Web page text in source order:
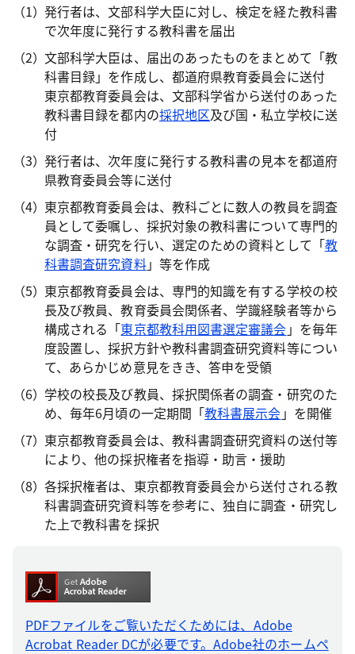
発行者は、文部科学大臣に対し、検定を経た教科書
で次年度に発行する教科書を届出
文部科学大臣は、届出のあったものをまとめて「教
科書目録」を作成し、都道府県教育委員会に送付
東京都教育委員会は、文部科学省から送付のあった
教科書目録を都内の採択地区及び国・私立学校に送
付
発行者は、次年度に発行する教科書の見本を都道府
県教育委員会等に送付
東京都教育委員会は、教科ごとに数人の教員を調査
員として委嘱し、採択対象の教科書について専門的
な調査・研究を行い、選定のための資料として「教
科書調査研究資料」等を作成
東京都教育委員会は、専門的知識を有する学校の校
長及び教員、教育委員会関係者、学識経験者等から
構成される「東京都教科用図書選定審議会 」を毎年
度設置し、採択方針や教科書調査研究資料等につい
て、あらかじめ意見をきき、答申を受領
学校の校長及び教員、採択関係者の調査・研究のた
め、毎年6月頃の一定期間「教科書展示会 」を開催
東京都教育委員会は、教科書調査研究資料の送付等
により、他の採択権者を指導・助言・援助
各採択権者は、東京都教育委員会から送付される教
科書調査研究資料等を参考に、独自に調査・研究し
た上で教科書を採択
PDFファイルをご覧いただくためには、Adobe
Acrobat Reader DCが必要です。Adobe社のホームペ